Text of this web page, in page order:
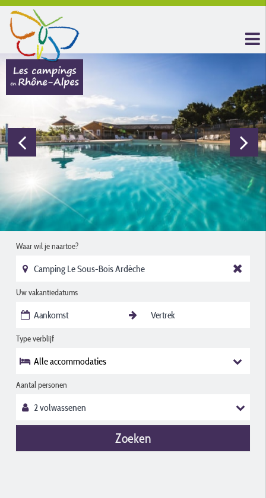
Waar wil je naartoe?
Uw vakantiedatums
Type verblijf
Alle accommodaties
Aantal personen
Zoeken